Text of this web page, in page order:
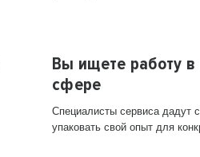
Вы ищете работу в
сфере
Специалисты сервиса дадут
упаковать свой опыт для